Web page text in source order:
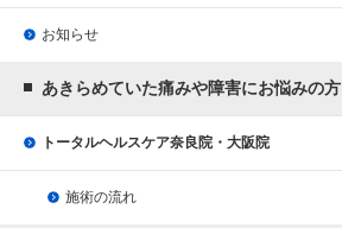
お知らせ
あきらめていた痛みや障害にお悩みの方
トータルヘルスケア奈良院・大阪院
施術の流れ